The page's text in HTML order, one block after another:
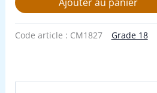
Code article : CM1827 Grade 18